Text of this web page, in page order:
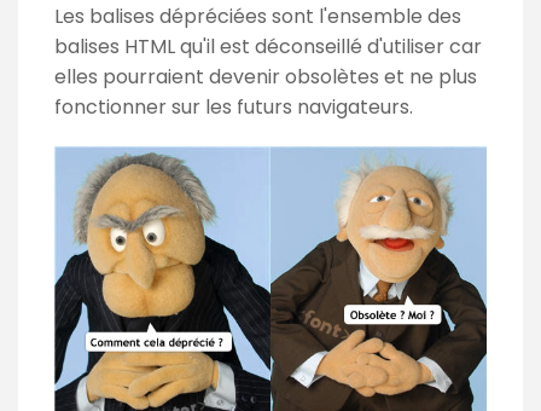
Les balises dépréciées sont l'ensemble des
balises HTML qu'il est déconseillé d'utiliser car
elles pourraient devenir obsolètes et ne plus
fonctionner sur les futurs navigateurs.